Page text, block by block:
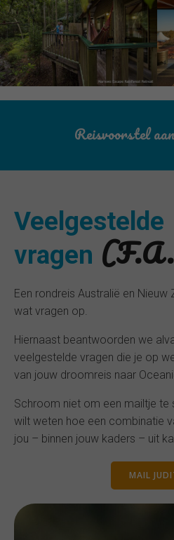
Reisvoorstel
Veelgestelde
vragen
Een rondreis Australië en
wat vragen op.
Hiernaast beantwoorden we
veelgestelde vragen die je op
van jouw droomreis naar
Schroom niet om een mailtje te
wilt weten hoe een combinatie
jou – binnen jouw kaders – uit
MAIL